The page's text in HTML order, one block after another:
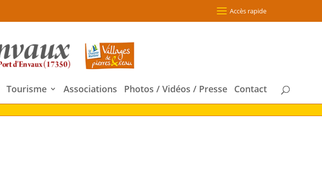
Accès rapide
Tourisme Associations Photos / Vidéos / Presse Contact